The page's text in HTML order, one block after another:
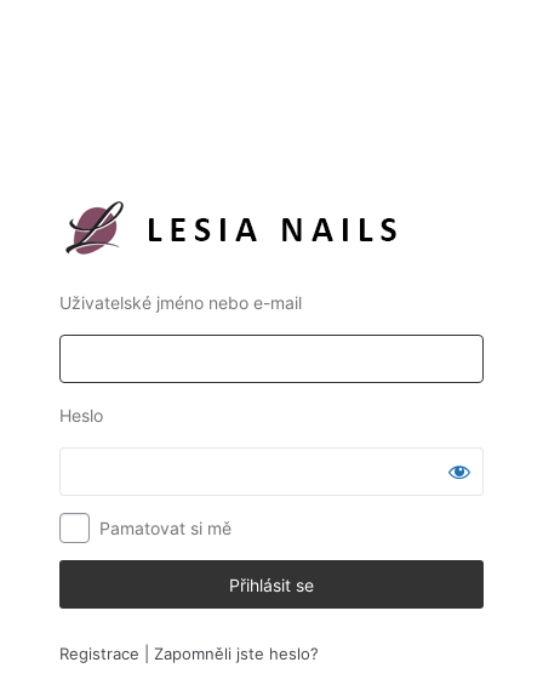
Uživatelské jméno nebo e-mail
Heslo
Pamatovat si mě
Registrace Zapomněli jste heslo?